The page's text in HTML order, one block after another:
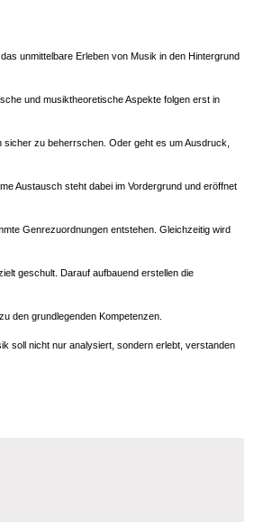
unmittelbare Erleben von Musik in den Hintergrund
und musiktheoretische Aspekte folgen erst in
zu beherrschen. Oder geht es um Ausdruck,
Austausch steht dabei im Vordergrund und eröffnet
Genrezuordnungen entstehen. Gleichzeitig wird
geschult. Darauf aufbauend erstellen die
den grundlegenden Kompetenzen.
soll nicht nur analysiert, sondern erlebt, verstanden